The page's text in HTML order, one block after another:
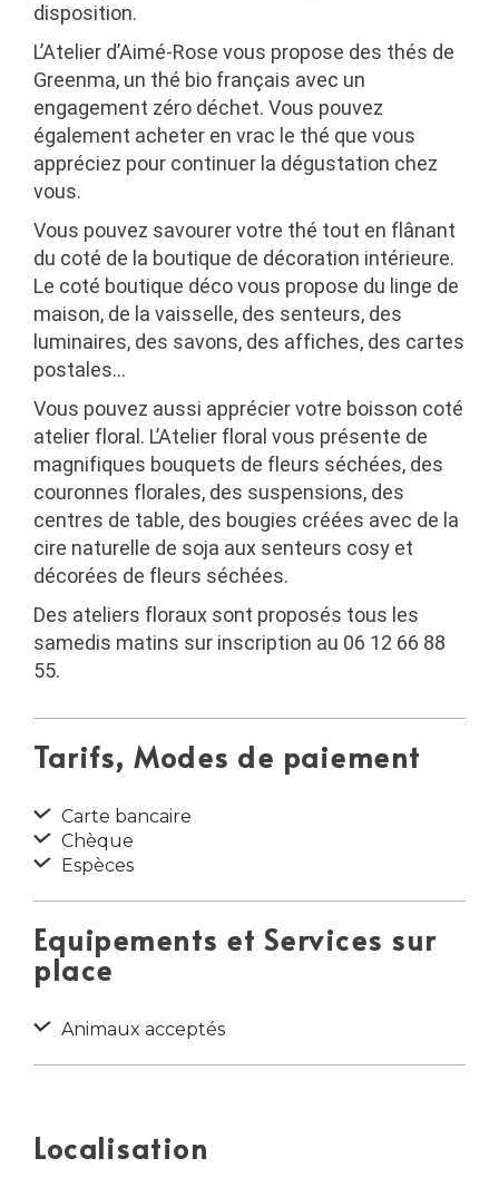
disposition.
L’Atelier d’Aimé-Rose vous propose des thés de
Greenma, un thé bio français avec un
engagement zéro déchet. Vous pouvez
également acheter en vrac le thé que vous
appréciez pour continuer la dégustation chez
vous.
Vous pouvez savourer votre thé tout en flânant
du coté de la boutique de décoration intérieure.
Le coté boutique déco vous propose du linge de
maison, de la vaisselle, des senteurs, des
luminaires, des savons, des affiches, des cartes
postales…
Vous pouvez aussi apprécier votre boisson coté
atelier floral . L’Atelier floral vous présente de
magnifiques bouquets de fleurs séchées, des
couronnes florales, des suspensions, des
centres de table, des bougies créées avec de la
cire naturelle de soja aux senteurs cosy et
décorées de fleurs séchées.
Des ateliers floraux sont proposés tous les
samedis matins sur inscription au 06 12 66 88
55.
Tarifs, Modes de paiement
Carte bancaire
Chèque
Espèces
Equipements et Services sur
place
Animaux acceptés
Localisation